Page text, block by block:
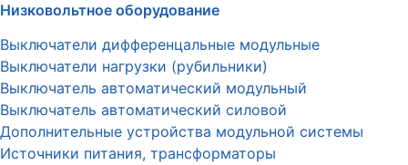
Низковольтное оборудование
Выключатели дифференцальные модульные
Выключатели нагрузки (рубильники)
Выключатель автоматический модульный
Выключатель автоматический силовой
Дополнительные устройства модульной системы
Источники питания, трансформаторы